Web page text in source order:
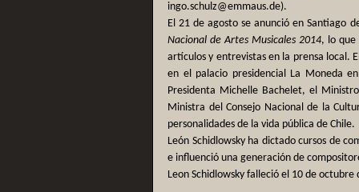
ingo.schulz@emmaus.de).
El 21 de agosto se anunció en Santiago
Nacional de Artes Musicales 2014, lo que
artículos y entrevistas en la prensa local.
en el palacio presidencial La Moneda
Presidenta Michelle Bachelet, el
Ministra del Consejo Nacional de la
personalidades de la vida pública de Chile.
León Schidlowsky ha dictado cursos de
e influenció una generación de
Leon Schidlowsky falleció el 10 de octubre